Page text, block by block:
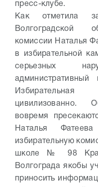
пресс-клубе.
Как отметила
Волгоградской
комиссии Наталья
в избирательной
серьезных
цивилизованно.
вовремя
Наталья
избирательную
школе № 98
Волгограда якобы
приносить